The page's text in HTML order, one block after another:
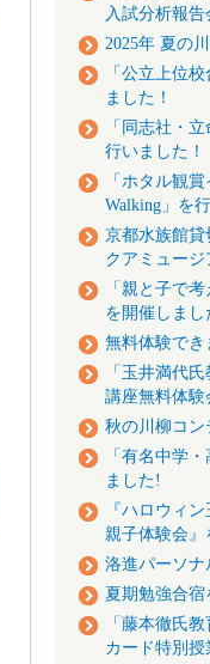
入試分析報告
2025年 夏の
「公立上位
ました！
「同志社・
行いました！
「ホタル観
Walking」を
京都水族館貸
クアミュージ
「親と子で
を開催しまし
無料体験でき
「玉井満代
講座無料体験
秋の川柳コ
「有名中学
ました!
『ハロウィ
親子体験会』
洛進パーソ
夏期勉強合宿
「藤本徹氏
カード特別